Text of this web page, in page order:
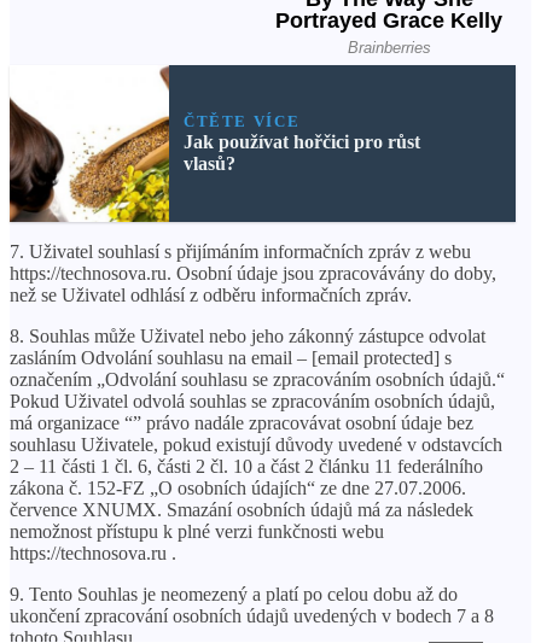
ČTĚTE VÍCE
Jak používat hořčici pro růst
vlasů?
7. Uživatel souhlasí s přijímáním informačních zpráv z webu
https://technosova.ru. Osobní údaje jsou zpracovávány do doby,
než se Uživatel odhlásí z odběru informačních zpráv.
8. Souhlas může Uživatel nebo jeho zákonný zástupce odvolat
zasláním Odvolání souhlasu na email – [email protected] s
označením „Odvolání souhlasu se zpracováním osobních údajů.“
Pokud Uživatel odvolá souhlas se zpracováním osobních údajů,
má organizace “” právo nadále zpracovávat osobní údaje bez
souhlasu Uživatele, pokud existují důvody uvedené v odstavcích
2 – 11 části 1 čl. 6, části 2 čl. 10 a část 2 článku 11 federálního
zákona č. 152-FZ „O osobních údajích“ ze dne 27.07.2006.
července XNUMX. Smazání osobních údajů má za následek
nemožnost přístupu k plné verzi funkčnosti webu
https://technosova.ru .
9. Tento Souhlas je neomezený a platí po celou dobu až do
ukončení zpracování osobních údajů uvedených v bodech 7 a 8
tohoto Souhlasu.